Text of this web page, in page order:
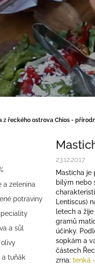
z řeckého ostrova Chios -
a zelenina
potraviny
a sůl
a tuňák
23.12.2017
Masticha
bílým nebo
Lentiscus)
letech a
gramů
účinky.
sopkám a
částech
zrna: tenká